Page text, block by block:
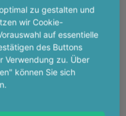
zu gestalten und
wir Cookie-
auf essentielle
des Buttons
Verwendung zu. Über
können Sie sich